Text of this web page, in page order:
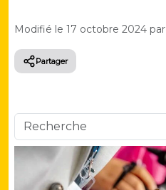
Modifié le 17 octobre 2024 par
Partager